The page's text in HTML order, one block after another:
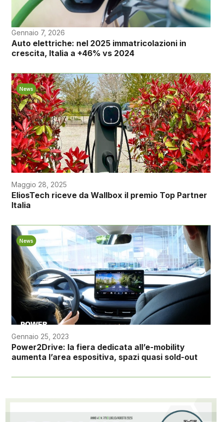
Gennaio 7, 2026
Auto elettriche: nel 2025 immatricolazioni in
crescita, Italia a +46% vs 2024
News
Maggio 28, 2025
EliosTech riceve da Wallbox il premio Top Partner
Italia
News
Gennaio 25, 2023
Power2Drive: la fiera dedicata all’e-mobility
aumenta l’area espositiva, spazi quasi sold-out